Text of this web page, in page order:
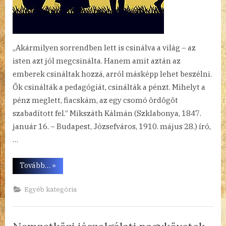
„Akármilyen sorrendben lett is csinálva a világ – az
isten azt jól megcsinálta. Hanem amit aztán az
emberek csináltak hozzá, arról másképp lehet beszélni.
Ők csinálták a pedagógiát, csinálták a pénzt. Mihelyt a
pénz meglett, fiacskám, az egy csomó ördögöt
szabadított fel.” Mikszáth Kálmán (Szklabonya, 1847.
január 16. – Budapest, Józsefváros, 1910. május 28.) író,
…
Tovább… “Heti
papiruszok
»
Egyéb kategória